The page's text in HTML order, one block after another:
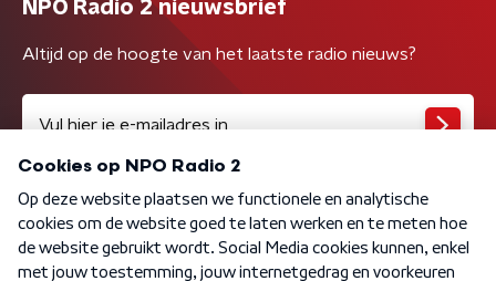
NPO Radio 2 nieuwsbrief
Altijd op de hoogte van het laatste radio nieuws?
Algemene voorwaarden